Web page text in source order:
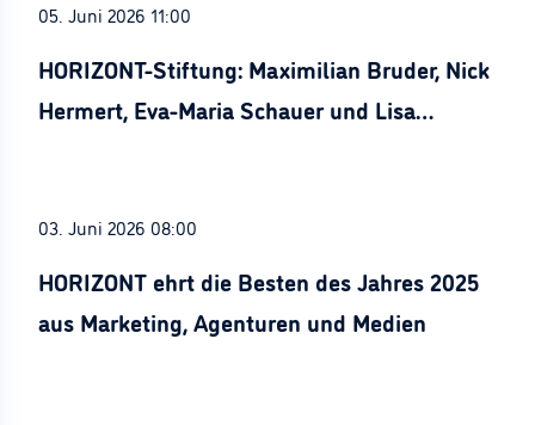
05. Juni 2026 11:00
HORIZONT-Stiftung: Maximilian Bruder, Nick
Hermert, Eva-Maria Schauer und Lisa
03. Juni 2026 08:00
HORIZONT ehrt die Besten des Jahres 2025
aus Marketing, Agenturen und Medien